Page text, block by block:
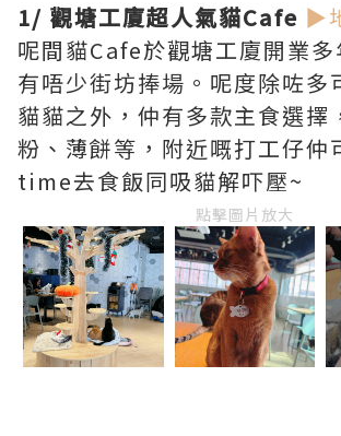
1/ 觀塘工廈超人氣貓Cafe ▶
呢間貓Cafe於觀塘工廈開業
有唔少街坊捧場。呢度除咗多
貓貓之外，仲有多款主食選擇
粉、薄餅等，附近嘅打工仔
time去食飯同吸貓解吓壓~
點擊圖片放大